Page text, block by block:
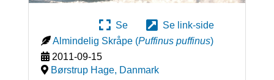
Se
Se link-side
Almindelig Skråpe (Puffinus puffinus)
2011-09-15
Børstrup Hage, Danmark